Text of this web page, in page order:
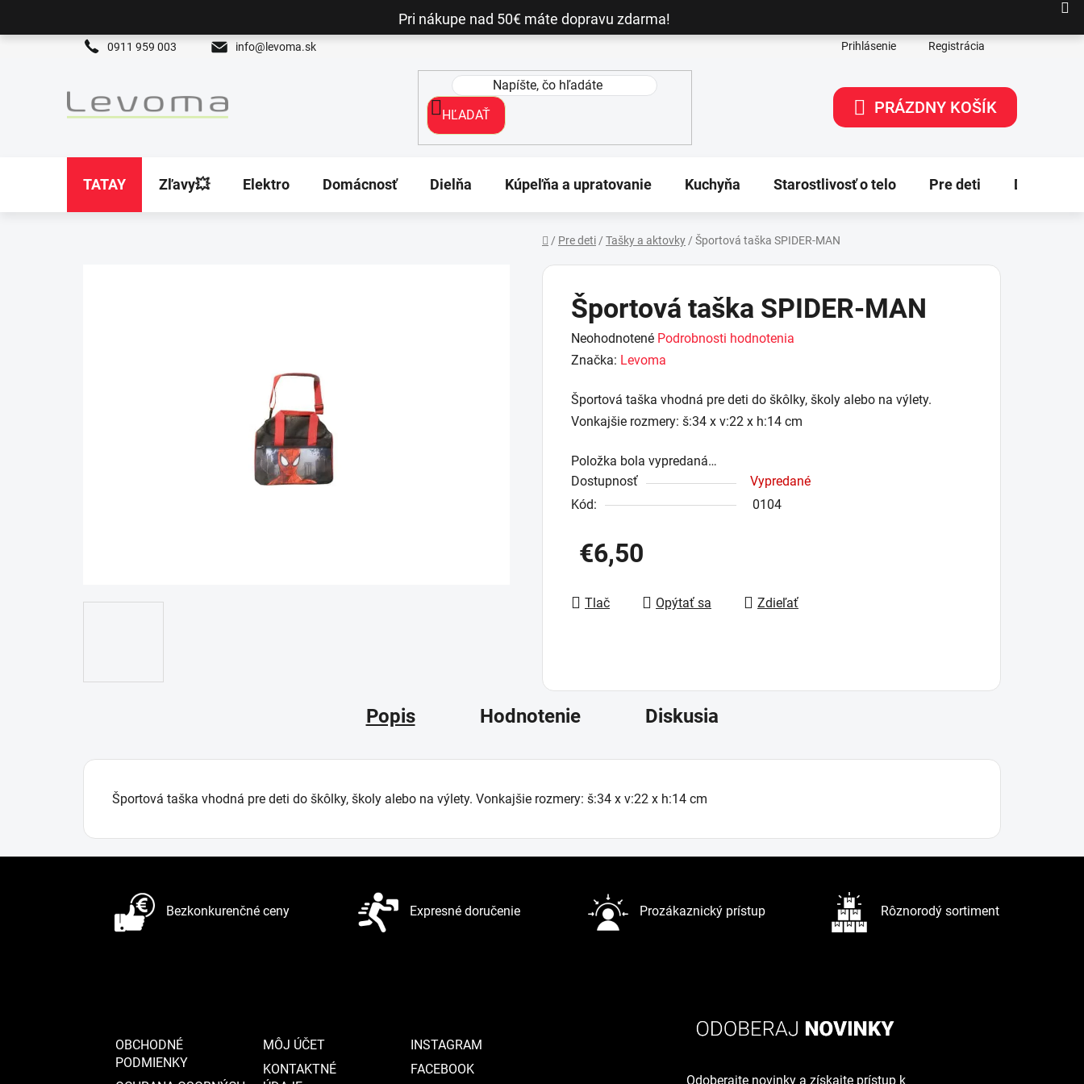
Pri nákupe nad 50€ máte dopravu zdarma!
0911 959 003 info@levoma.sk Prihlásenie Registrácia
HĽADAŤ
NÁKUPNÝ
PRÁZDNY KOŠÍK
TATAY Zľavy💥 Elektro Domácnosť Dielňa Kúpeľňa a upratovanie Kuchyňa Starostlivosť o telo Pre deti Dekorácie
/ Pre deti / Tašky a aktovky / Športová taška SPIDER-MAN
Športová taška SPIDER-MAN
Priemerné
hodnotenie
je
0,0
5
hviezdičiek.
Neohodnotené Podrobnosti hodnotenia
Značka: Levoma
Športová taška vhodná pre deti do škôlky, školy alebo na výlety.
Vonkajšie rozmery: š:34 x v:22 x h:14 cm
Položka bola vypredaná…
Dostupnosť
Vypredané
Kód:
0104
€6,50
Tlač
Opýtať sa Zdieľať
Popis Hodnotenie Diskusia
Športová taška vhodná pre deti do škôlky, školy alebo na výlety. Vonkajšie rozmery: š:34 x v:22 x h:14 cm
Bezkonkurenčné ceny Expresné doručenie Prozákaznický prístup Rôznorodý sortiment
OBCHODNÉ
PODMIENKY
MÔJ ÚČET
KONTAKTNÉ
INSTAGRAM
FACEBOOK
Odoberajte novinky a získajte prístup k